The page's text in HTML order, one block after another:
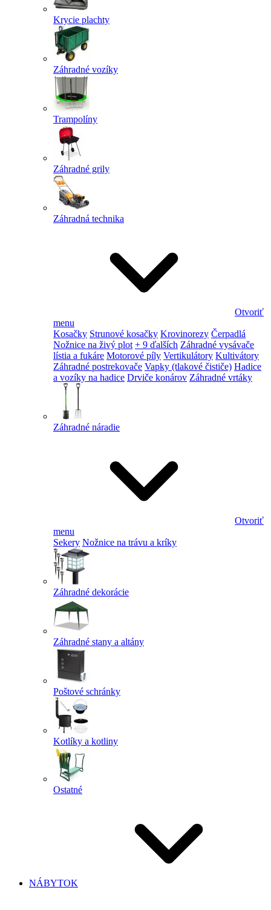
Krycie plachty
Záhradné vozíky
Trampolíny
Záhradné grily
Záhradná technika
Otvoriť
menu
Kosačky Strunové kosačky Krovinorezy Čerpadlá
Nožnice na živý plot + 9 ďalších Záhradné vysávače
lístia a fukáre Motorové píly Vertikulátory Kultivátory
Záhradné postrekovače Vapky (tlakové čističe) Hadice
a vozíky na hadice Drviče konárov Záhradné vrtáky
Záhradné náradie
Otvoriť
menu
Sekery Nožnice na trávu a kríky
Záhradné dekorácie
Záhradné stany a altány
Poštové schránky
Kotlíky a kotliny
Ostatné
NÁBYTOK